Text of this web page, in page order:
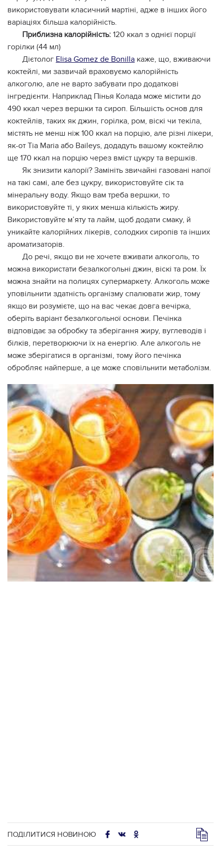
використовувати класичний мартіні, адже в інших його
варіаціях більша калорійність.
Приблизна калорійність: 120 ккал з однієї порції
горілки (44 мл)
Дієтолог Elisa Gomez de Bonilla каже, що, вживаючи
коктейлі, ми зазвичай враховуємо калорійність
алкоголю, але не варто забувати про додаткові
інгредієнти. Наприклад Пінья Колада може містити до
490 ккал через вершки та сироп. Більшість основ для
коктейлів, таких як джин, горілка, ром, віскі чи текіла,
містять не менш ніж 100 ккал на порцію, але різні лікери,
як-от Tia Maria або Baileys, додадуть вашому коктейлю
ще 170 ккал на порцію через вміст цукру та вершків.
Як знизити калорії? Замініть звичайні газовані напої
на такі самі, але без цукру, використовуйте сік та
мінеральну воду. Якщо вам треба вершки, то
використовуйте ті, у яких менша кількість жиру.
Використовуйте м’яту та лайм, щоб додати смаку, й
уникайте калорійних лікерів, солодких сиропів та інших
ароматизаторів.
До речі, якщо ви не хочете вживати алкоголь, то
можна використати безалкогольні джин, віскі та ром. Їх
можна знайти на полицях супермаркету. Алкоголь може
уповільнити здатність організму спалювати жир, тому
якщо ви розумієте, що на вас чекає довга вечірка,
оберіть варіант безалкогольної основи. Печінка
відповідає за обробку та зберігання жиру, вуглеводів і
білків, перетворюючи їх на енергію. Але алкоголь не
може зберігатися в організмі, тому його печінка
обробляє найперше, а це може сповільнити метаболізм.
ПОДІЛИТИСЯ НОВИНОЮ